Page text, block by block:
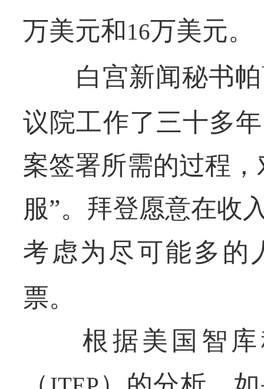
万美元和16万美元。
白宫新闻秘书帕
议院工作了三十多
案签署所需的过程
服”。拜登愿意在收
考虑为尽可能多的
票。
根据美国智库